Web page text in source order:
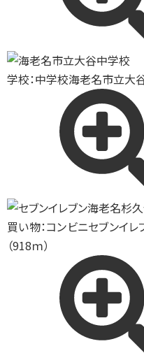
学校：中学校海老名市立大
買い物：コンビニセブンイ
（918ｍ）